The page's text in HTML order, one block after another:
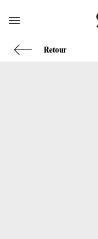
Retour